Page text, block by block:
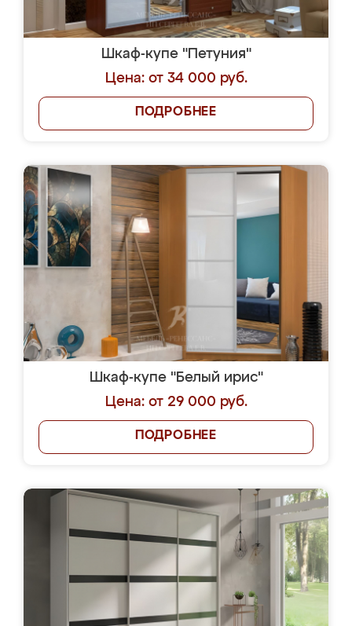
Шкаф-купе "Петуния"
Цена: от 34 000 руб.
ПОДРОБНЕЕ
Шкаф-купе "Белый ирис"
Цена: от 29 000 руб.
ПОДРОБНЕЕ